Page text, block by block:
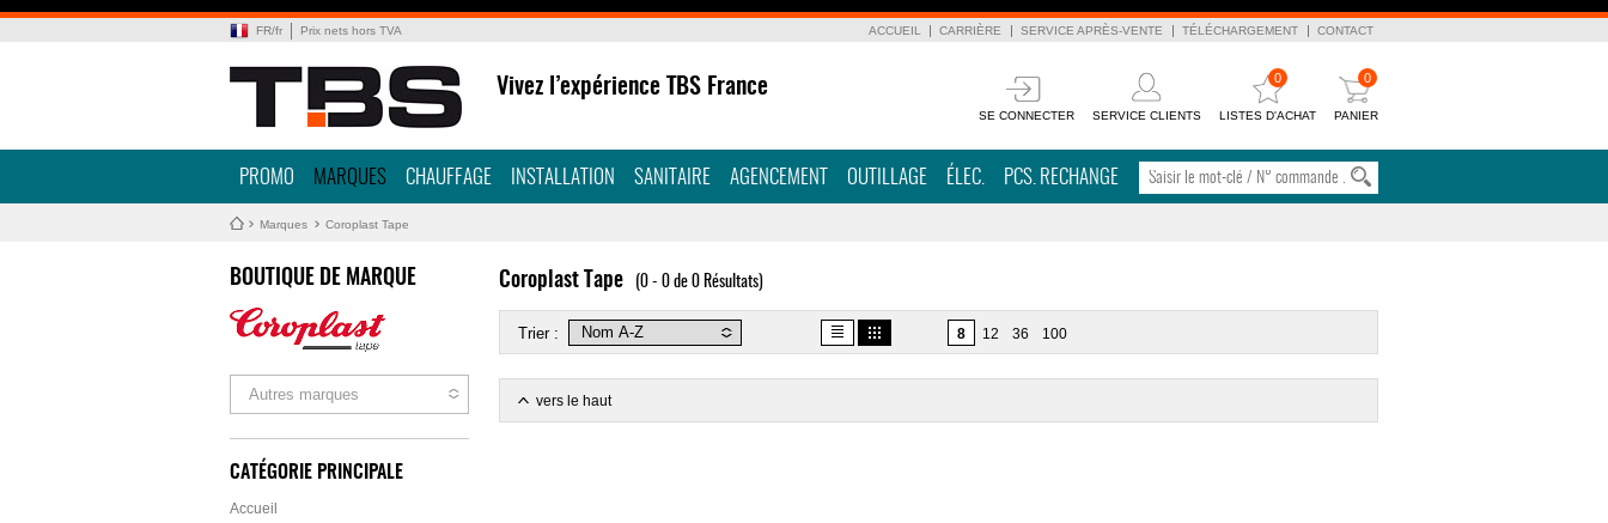
FR/fr Prix nets hors TVA ACCUEIL CARRIÈRE SERVICE APRÈS-VENTE TÉLÉCHARGEMENT CONTACT
Vivez l’expérience TBS France
SE CONNECTER SERVICE CLIENTS
0
LISTES D'ACHAT
0
PANIER
PROMO MARQUES CHAUFFAGE INSTALLATION SANITAIRE AGENCEMENT OUTILLAGE ÉLEC. PCS. RECHANGE
Marques Coroplast Tape
BOUTIQUE DE MARQUE
Autres marques
CATÉGORIE PRINCIPALE
Accueil
Coroplast Tape (0 - 0 de 0 Résultats)
Trier : 8 12 36 100
vers le haut